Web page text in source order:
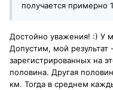
получается примерно
Достойно уважения! :) У
Допустим, мой результат
зарегистрированных на
половина. Другая
км. Тогда в среднем